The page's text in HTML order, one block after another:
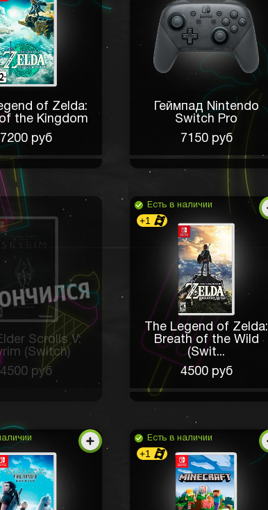
of Zelda:
of the Kingdom
7200 руб
Геймпад Nintendo
Switch Pro
7150 руб
Scrolls V:
(Switch)
4500 руб
Есть в наличии
+1
The Legend of Zelda:
Breath of the Wild
(Swit...
4500 руб
Есть в наличии
+1